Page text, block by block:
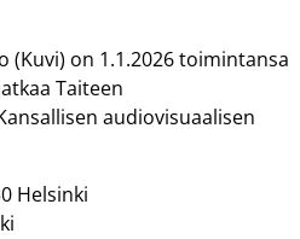
(Kuvi) on 1.1.2026 toimintansa
Taiteen
audiovisuaalisen
Helsinki